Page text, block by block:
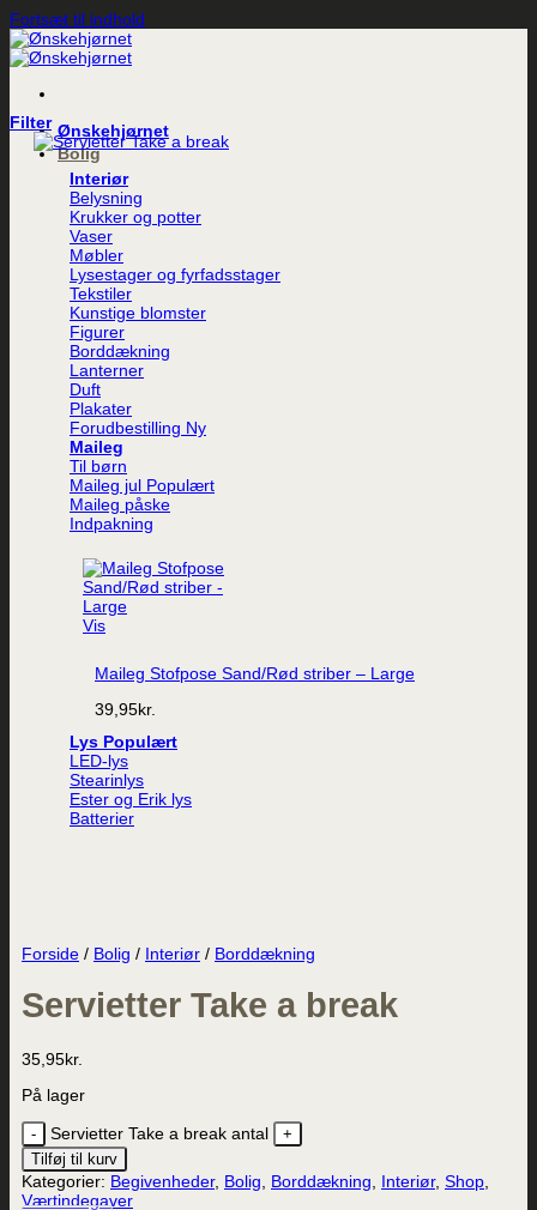
Fortsæt til indhold
Ønskehjørnet
Bolig
Interiør
Belysning
Krukker og potter
Vaser
Møbler
Lysestager og fyrfadsstager
Tekstiler
Kunstige blomster
Figurer
Borddækning
Lanterner
Duft
Plakater
Forudbestilling
Maileg
Til børn
Maileg jul
Maileg påske
Indpakning
Vis
Maileg Stofpose Sand/Rød striber – Large
39,95kr.
Lys
LED-lys
Stearinlys
Ester og Erik lys
Batterier
Filter
Forside / Bolig / Interiør / Borddækning
Servietter Take a break
35,95kr.
På lager
Servietter Take a break antal
Tilføj til kurv
Kategorier: Begivenheder, Bolig, Borddækning, Interiør, Shop,
Værtindegaver